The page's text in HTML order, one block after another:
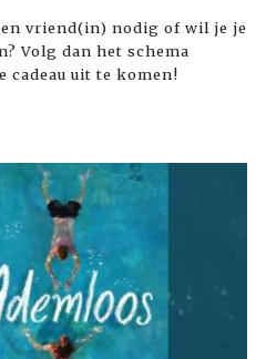
vriend(in) nodig of wil je je
Volg dan het schema
cadeau uit te komen!